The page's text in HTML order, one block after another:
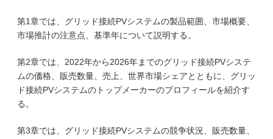
第1章では、グリッド接続PVシステムの製品範囲、市場概要、
市場推計の注意点、基準年について説明する。
第2章では、2022年から2026年までのグリッド接続PVシステ
ムの価格、販売数量、売上、世界市場シェアとともに、グリッ
ド接続PVシステムのトップメーカーのプロフィールを紹介す
る。
第3章では、グリッド接続PVシステムの競争状況、販売数量、